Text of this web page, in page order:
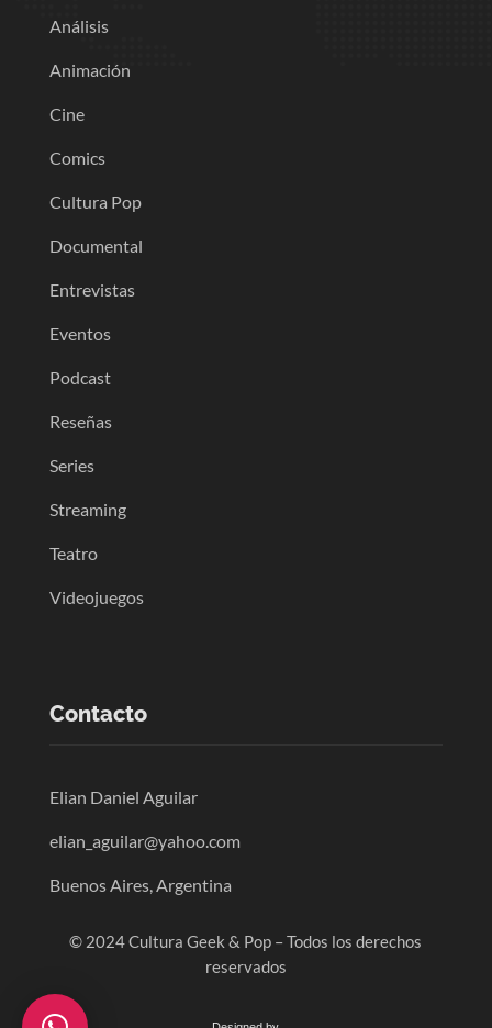
Análisis
Animación
Cine
Comics
Cultura Pop
Documental
Entrevistas
Eventos
Podcast
Reseñas
Series
Streaming
Teatro
Videojuegos
Contacto
Elian Daniel Aguilar
elian_aguilar@yahoo.com
Buenos Aires, Argentina
© 2024 Cultura Geek & Pop – Todos los derechos
reservados